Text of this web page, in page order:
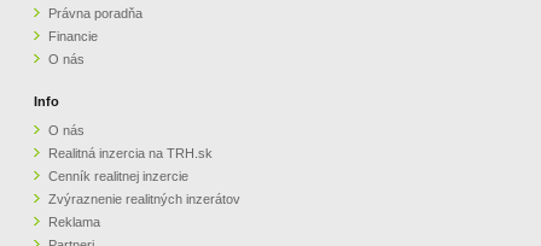
Právna poradňa
Financie
O nás
Info
O nás
Realitná inzercia na TRH.sk
Cenník realitnej inzercie
Zvýraznenie realitných inzerátov
Reklama